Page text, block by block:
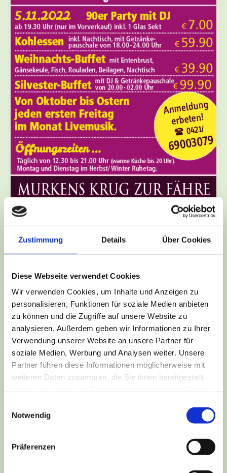
Zustimmung Details Über Cookies
Diese Webseite verwendet Cookies
Wir verwenden Cookies, um Inhalte und Anzeigen zu
personalisieren, Funktionen für soziale Medien anbieten
zu können und die Zugriffe auf unsere Website zu
analysieren. Außerdem geben wir Informationen zu Ihrer
Verwendung unserer Website an unsere Partner für
soziale Medien, Werbung und Analysen weiter. Unsere
Partner führen diese Informationen möglicherweise mit
weiteren Daten zusammen, die Sie ihnen bereitgestellt
Notwendig
Präferenzen
Events
23.10.2022 Festessen und Kohlfahrt